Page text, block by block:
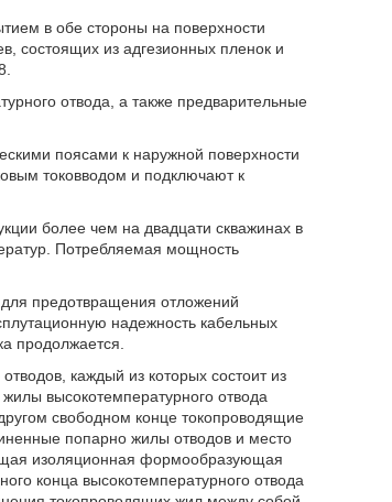
в обе стороны на поверхности
состоящих из адгезионных пленок и
отвода, а также предварительные
поясами к наружной поверхности
токовводом и подключают к
более чем на двадцати скважинах в
Потребляемая мощность
предотвращения отложений
надежность кабельных
продолжается.
каждый из которых состоит из
высокотемпературного отвода
свободном конце токопроводящие
попарно жилы отводов и место
изоляционная формообразующая
конца высокотемпературного отвода